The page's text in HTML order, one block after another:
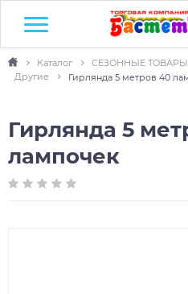
Каталог СЕЗОННЫЕ ТОВАРЫ
Другие
Гирлянда 5 метров 40
Гирлянда 5
лампочек